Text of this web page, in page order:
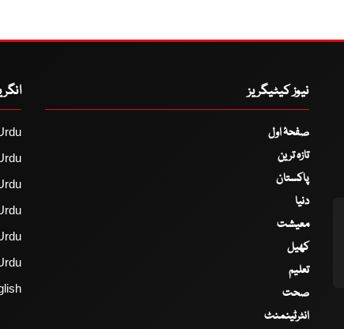
نیوز کیٹیگریز
صفحۂ اول
تازہ ترین
پاکستان
دنیا
معیشت
کھیل
تعلیم
صحت
انٹرٹینمنٹ